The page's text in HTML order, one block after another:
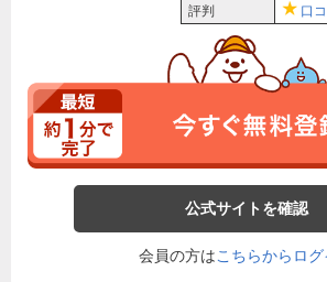
評判
口コ
公式サイトを確認
会員の方はこちらからログ